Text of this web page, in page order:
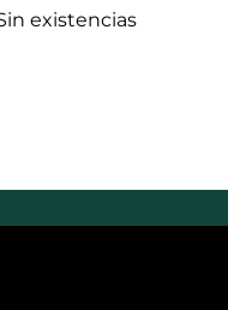
existencias